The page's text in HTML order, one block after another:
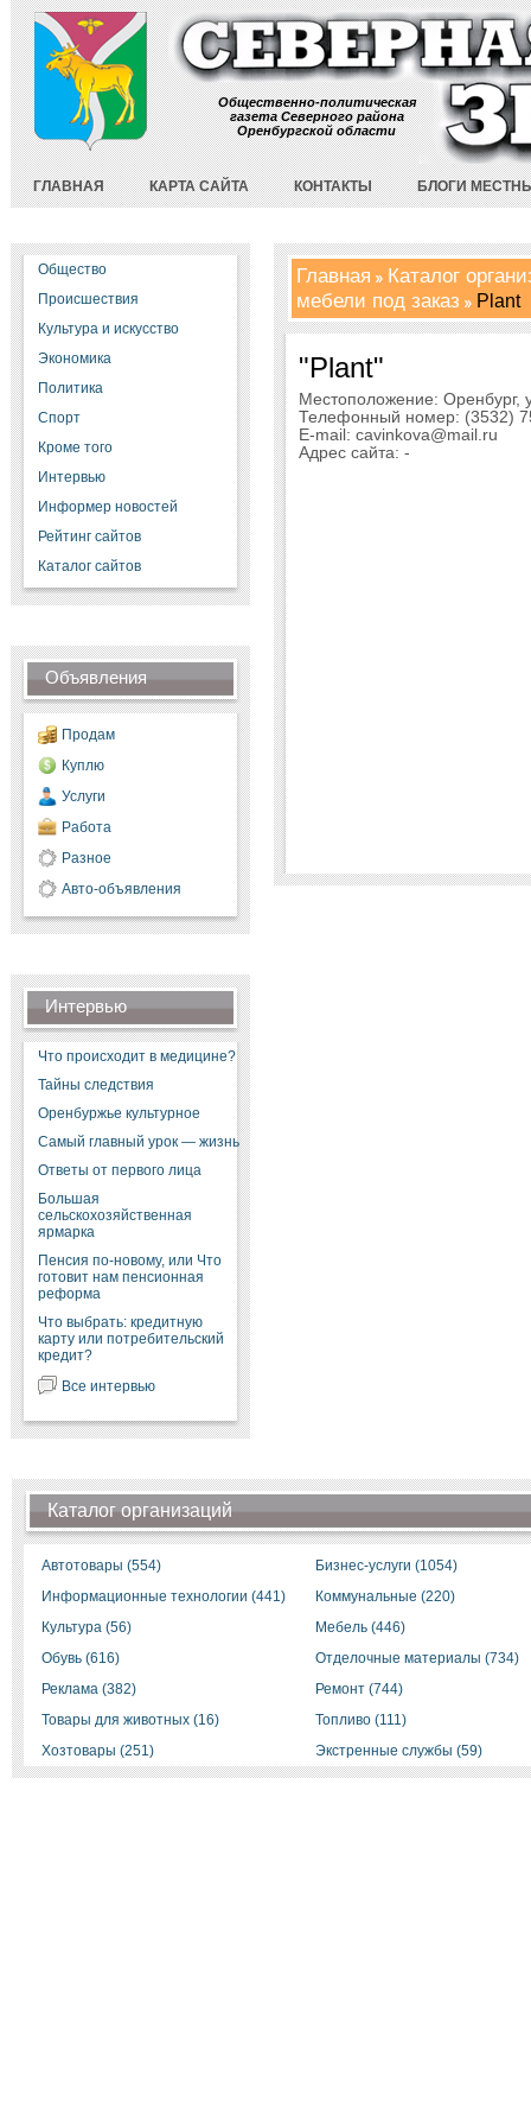
Общественно-политическая
газета Северного района
Оренбургской области
ГЛАВНАЯ КАРТА САЙТА КОНТАКТЫ БЛОГИ
Общество
Происшествия
Культура и искусство
Экономика
Политика
Спорт
Кроме того
Интервью
Информер новостей
Рейтинг сайтов
Каталог сайтов
Объявления
Продам
Куплю
Услуги
Работа
Разное
Авто-объявления
Интервью
Что происходит в медицине?
Тайны следствия
Оренбуржье культурное
Самый главный урок — жизнь
Ответы от первого лица
Большая
сельскохозяйственная
ярмарка
Пенсия по-новому, или Что
готовит нам пенсионная
реформа
Что выбрать: кредитную
карту или потребительский
кредит?
Все интервью
Главная
Каталог
мебели под заказ Plant
"Plant"
Местоположение: Оренбург,
Телефонный номер: (3532)
E-mail: cavinkova@mail.ru
Адрес сайта: -
Каталог организаций
Автотовары (554)
Бизнес-услуги (1054)
Информационные технологии (441)
Коммунальные (220)
Культура (56)
Мебель (446)
Обувь (616)
Отделочные материалы (734)
Реклама (382)
Ремонт (744)
Товары для животных (16)
Топливо (111)
Хозтовары (251)
Экстренные службы (59)